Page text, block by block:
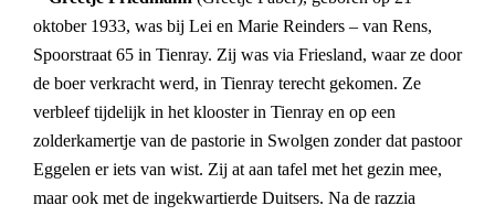
oktober 1933, was bij Lei en Marie Reinders – van Rens,
Spoorstraat 65 in Tienray. Zij was via Friesland, waar ze door
de boer verkracht werd, in Tienray terecht gekomen. Ze
verbleef tijdelijk in het klooster in Tienray en op een
zolderkamertje van de pastorie in Swolgen zonder dat pastoor
Eggelen er iets van wist. Zij at aan tafel met het gezin mee,
maar ook met de ingekwartierde Duitsers. Na de razzia